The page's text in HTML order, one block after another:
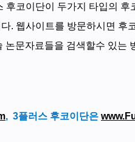
코이단이 두가지 타입의
. 웹사이트를 방문하시면 후
문자료들을 검색할수 있는
, 3플러스 후코이단은